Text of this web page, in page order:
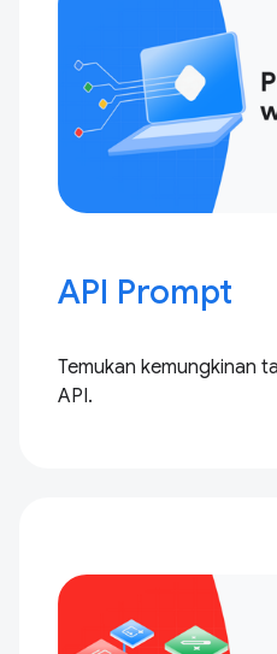
API Prompt
Temukan kemungkinan
API.